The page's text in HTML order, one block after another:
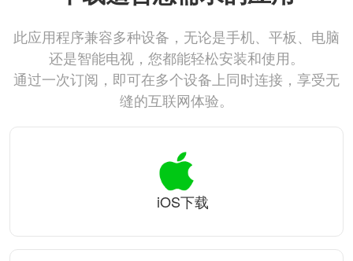
此应用程序兼容多种设备，无论是手机、平板、电脑
还是智能电视，您都能轻松安装和使用。
通过一次订阅，即可在多个设备上同时连接，享受无
缝的互联网体验。
iOS下载